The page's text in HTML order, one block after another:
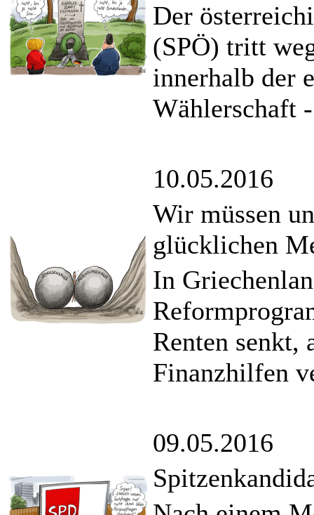
Der
(SPÖ) tritt
innerhalb der
Wählerschaft
10.05.2016
Wir müssen
glücklichen
In
Renten senkt,
Finanzhilfen
09.05.2016